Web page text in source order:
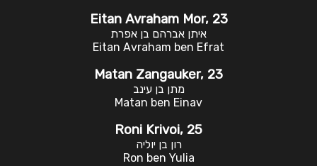
Eitan Avraham Mor, 23
איתן אברהם בן אפרת
Eitan Avraham ben Efrat
Matan Zangauker, 23
מתן בן עינב
Matan ben Einav
Roni Krivoi, 25
רון בן יוליה
Ron ben Yulia